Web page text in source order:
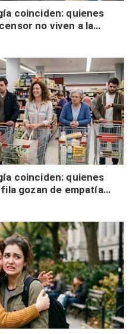
coinciden: quienes
no viven a la
social
coinciden: quienes
gozan de empatía
tienen autocontrol